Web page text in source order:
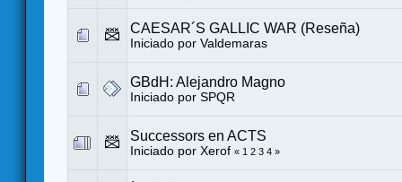
CAESAR´S GALLIC WAR (Reseña)
Iniciado por Valdemaras
GBdH: Alejandro Magno
Iniciado por SPQR
Successors en ACTS
Iniciado por Xerof « 1 2 3 4 »